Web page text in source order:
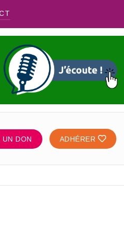
UN DON ADHÉRER